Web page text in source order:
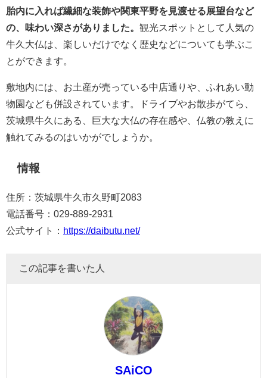
胎内に入れば繊細な装飾や関東平野を見渡せる展望台など
の、味わい深さがありました。 観光スポットとして人気の
牛久大仏は、楽しいだけでなく歴史などについても学ぶこ
とができます。
敷地内には、お土産が売っている中店通りや、ふれあい動
物園なども併設されています。ドライブやお散歩がてら、
茨城県牛久にある、巨大な大仏の存在感や、仏教の教えに
触れてみるのはいかがでしょうか。
情報
住所：茨城県牛久市久野町2083
電話番号：029-889-2931
公式サイト： https://daibutu.net/
この記事を書いた人
SAiCO